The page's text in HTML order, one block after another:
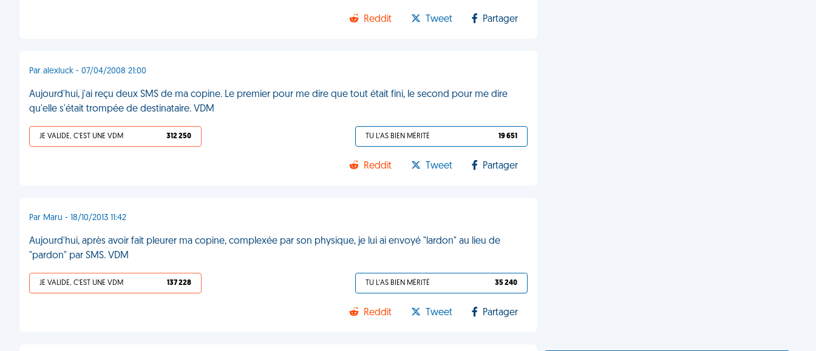
Reddit Tweet Partager
Par alexluck - 07/04/2008 21:00
Aujourd'hui, j'ai reçu deux SMS de ma copine. Le premier pour me dire que tout était fini, le second pour me dire
qu'elle s'était trompée de destinataire. VDM
JE VALIDE, C'EST UNE VDM 312 250 TU L'AS BIEN MÉRITÉ 19 651
Reddit Tweet Partager
Par Maru - 18/10/2013 11:42
Aujourd'hui, après avoir fait pleurer ma copine, complexée par son physique, je lui ai envoyé "lardon" au lieu de
"pardon" par SMS. VDM
JE VALIDE, C'EST UNE VDM 137 228 TU L'AS BIEN MÉRITÉ 35 240
Reddit Tweet Partager